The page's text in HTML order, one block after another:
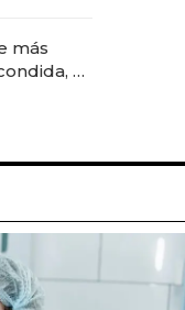
más
el